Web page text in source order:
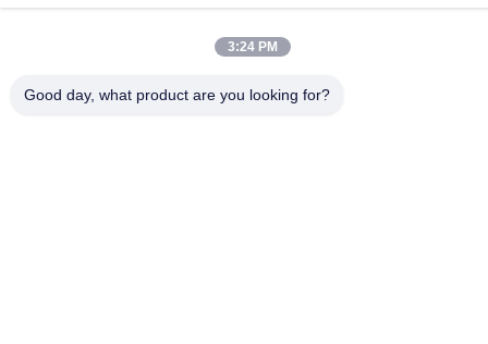
3:24 PM
Good day, what product are you looking for?